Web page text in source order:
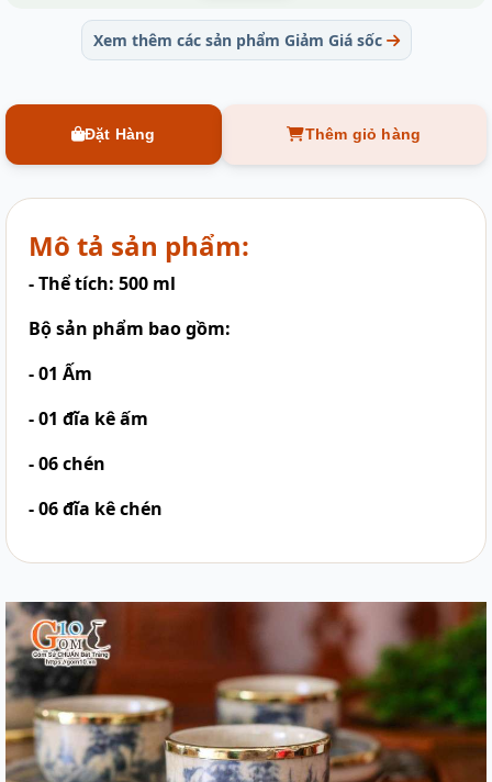
Xem thêm các sản phẩm Giảm Giá sốc
Đặt Hàng Thêm giỏ hàng
Mô tả sản phẩm:
- Thể tích: 500 ml
Bộ sản phẩm bao gồm:
- 01 Ấm
- 01 đĩa kê ấm
- 06 chén
- 06 đĩa kê chén